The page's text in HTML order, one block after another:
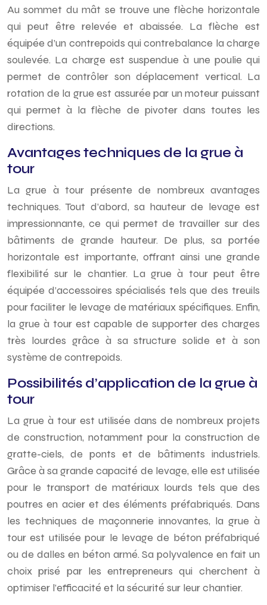
Au sommet du mât se trouve une flèche horizontale
qui peut être relevée et abaissée. La flèche est
équipée d’un contrepoids qui contrebalance la charge
soulevée. La charge est suspendue à une poulie qui
permet de contrôler son déplacement vertical. La
rotation de la grue est assurée par un moteur puissant
qui permet à la flèche de pivoter dans toutes les
directions.
Avantages techniques de la grue à
tour
La grue à tour présente de nombreux avantages
techniques. Tout d’abord, sa hauteur de levage est
impressionnante, ce qui permet de travailler sur des
bâtiments de grande hauteur. De plus, sa portée
horizontale est importante, offrant ainsi une grande
flexibilité sur le chantier. La grue à tour peut être
équipée d’accessoires spécialisés tels que des treuils
pour faciliter le levage de matériaux spécifiques. Enfin,
la grue à tour est capable de supporter des charges
très lourdes grâce à sa structure solide et à son
système de contrepoids.
Possibilités d’application de la grue à
tour
La grue à tour est utilisée dans de nombreux projets
de construction, notamment pour la construction de
gratte-ciels, de ponts et de bâtiments industriels.
Grâce à sa grande capacité de levage, elle est utilisée
pour le transport de matériaux lourds tels que des
poutres en acier et des éléments préfabriqués. Dans
les techniques de maçonnerie innovantes, la grue à
tour est utilisée pour le levage de béton préfabriqué
ou de dalles en béton armé. Sa polyvalence en fait un
choix prisé par les entrepreneurs qui cherchent à
optimiser l’efficacité et la sécurité sur leur chantier.